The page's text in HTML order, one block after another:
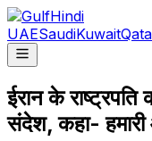
UAESaudiKuwait
ईरान के राष्ट्रपति
संदेश, कहा-